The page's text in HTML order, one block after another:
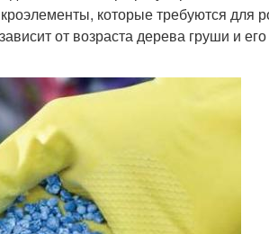
которые требуются для
от возраста дерева груши и